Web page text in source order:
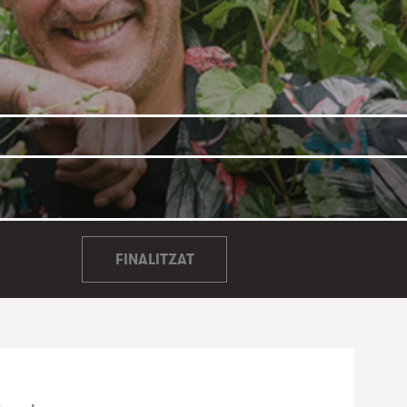
FINALITZAT